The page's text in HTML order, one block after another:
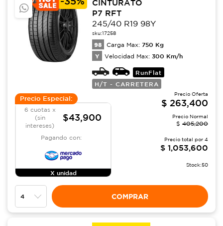
CINTURATO
P7 RFT
245/40 R19 98Y
sku:17258
98 Carga Max: 750 Kg
Y Velocidad Max: 300 Km/h
RunFlat
H/T - CARRETERA
Precio Especial:
6 cuotas x
(sin
intereses)
$43,900
Pagando con:
X unidad
Precio Oferta
$ 263,400
Precio Normal
$ 405,200
Precio total por 4
$ 1,053,600
Stock:50
COMPRAR